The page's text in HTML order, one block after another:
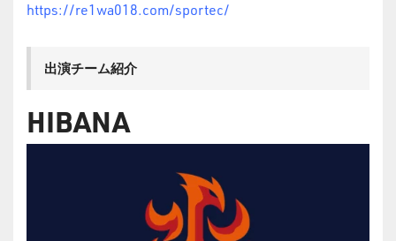
https://re1wa018.com/sportec/
出演チーム紹介
HIBANA